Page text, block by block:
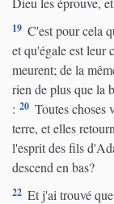
19 C'est pour cela
et qu'égale est leur
meurent; de la
rien de plus que la
: 20 Toutes choses
terre, et elles
l'esprit des fils
descend en bas?
22 Et j'ai trouvé